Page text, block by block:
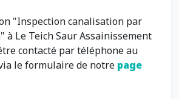
"Inspection canalisation par
à Le Teich Saur Assainissement
contacté par téléphone au
le formulaire de notre page